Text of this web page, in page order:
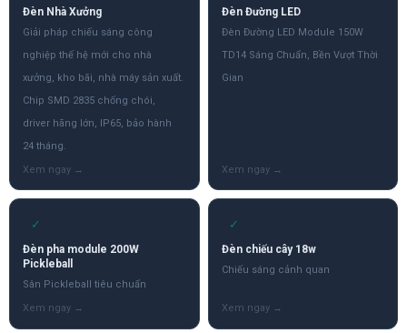
Đèn Nhà Xưởng
Giải pháp chiếu sáng công
nghiệp thế hệ mới cho nhà
xưởng, kho bãi, nhà máy sản xuất.
Chip SMD 2835 chống chói,
driver hãng lớn, IP65, bảo hành
24 tháng.
Đèn Đường LED
Đèn Đường LED Module 150W
TD14 Sáng Chuẩn, Bền Vượt Thời
Gian
✓
Đèn pha module 200W
Pickleball
Sân Pickleball tiêu chuẩn
✓
Đèn chiếu cây 18w
Chiếu sáng cảnh quan